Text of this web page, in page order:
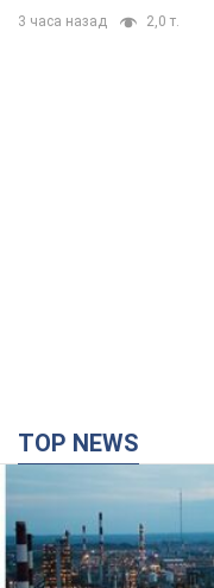
3 часа назад 2,0 т.
TOP NEWS